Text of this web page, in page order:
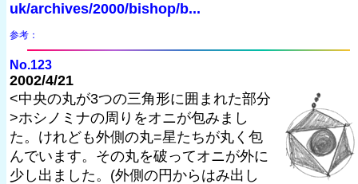
uk/archives/2000/bishop/b...
参考：
No.123
2002/4/21
<中央の丸が3つの三角形に囲まれた部分
>ホシノミナの周りをオニが包みまし
た。けれども外側の丸=星たちが丸く包
んでいます。その丸を破ってオニが外に
少し出ました。(外側の円からはみ出し